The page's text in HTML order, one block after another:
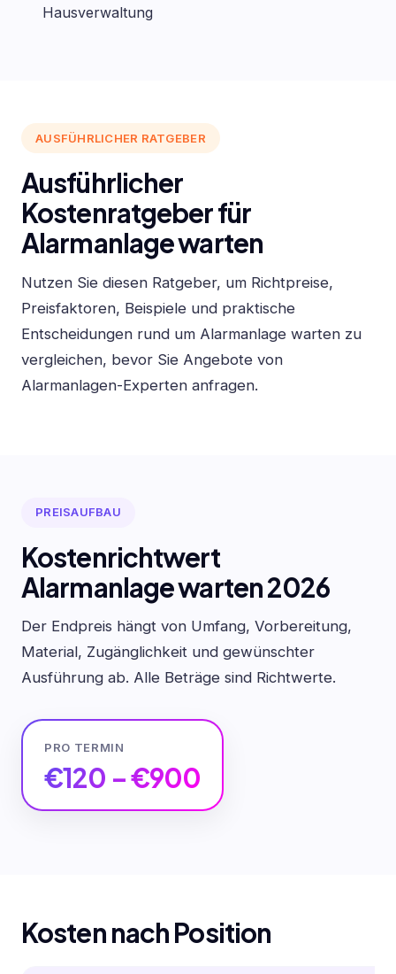
Hausverwaltung
AUSFÜHRLICHER RATGEBER
Ausführlicher
Kostenratgeber für
Alarmanlage warten
Nutzen Sie diesen Ratgeber, um Richtpreise,
Preisfaktoren, Beispiele und praktische
Entscheidungen rund um Alarmanlage warten zu
vergleichen, bevor Sie Angebote von
Alarmanlagen-Experten anfragen.
PREISAUFBAU
Kostenrichtwert
Alarmanlage warten 2026
Der Endpreis hängt von Umfang, Vorbereitung,
Material, Zugänglichkeit und gewünschter
Ausführung ab. Alle Beträge sind Richtwerte.
PRO TERMIN
€120 – €900
Kosten nach Position